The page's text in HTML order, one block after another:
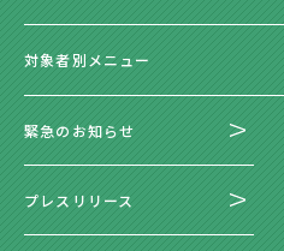
対象者別メニュー
緊急のお知らせ
プレスリリース